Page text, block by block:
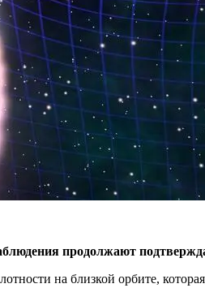
продолжают
на близкой орбите,